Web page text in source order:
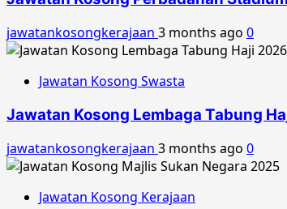
jawatankosongkerajaan 3 months ago 0
Jawatan Kosong Swasta
Jawatan Kosong Lembaga Tabung
jawatankosongkerajaan 3 months ago 0
Jawatan Kosong Kerajaan